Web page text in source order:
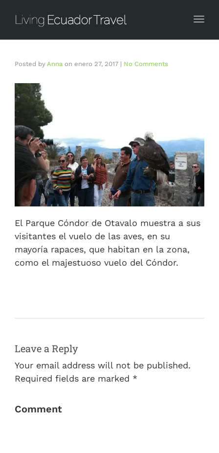
Posted by Anna on enero 27, 2017 | No Comments
El Parque Cóndor de Otavalo muestra a sus
visitantes el vuelo de las aves, en su
mayoría rapaces, que habitan en la zona,
como el majestuoso vuelo del Cóndor.
Leave a Reply
Your email address will not be published.
Required fields are marked *
Comment